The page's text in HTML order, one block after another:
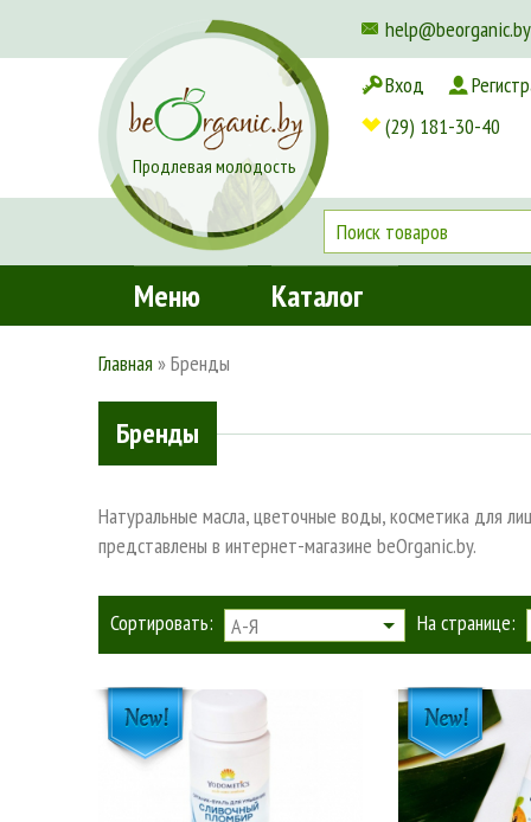
help@beorganic.by
Доставка и оплата
Продлевая молодость
Вход
(29) 181-30-40
Меню Каталог
Главная »Бренды
Бренды
Натуральные масла, цветочные воды, косметика для
представлены в интернет-магазине beOrganic.by.
Сортировать: А-Я На странице: